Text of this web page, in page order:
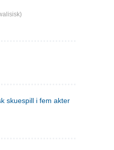
skuespill i fem akter